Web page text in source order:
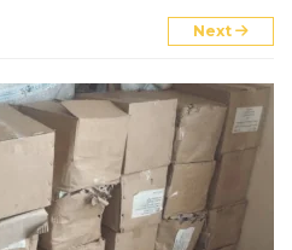
Next